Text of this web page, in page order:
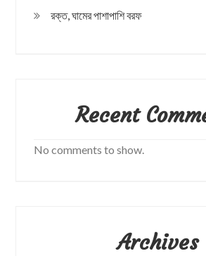
রক্ত, ঘামের পাশাপাশি বরফ
Recent
No comments to show.
Archives